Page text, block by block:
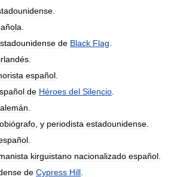
de Black Flag
irlandés
español
de Héroes del Silencio
alemán
y periodista estadounidense
kirguistano nacionalizado español
de Cypress Hill